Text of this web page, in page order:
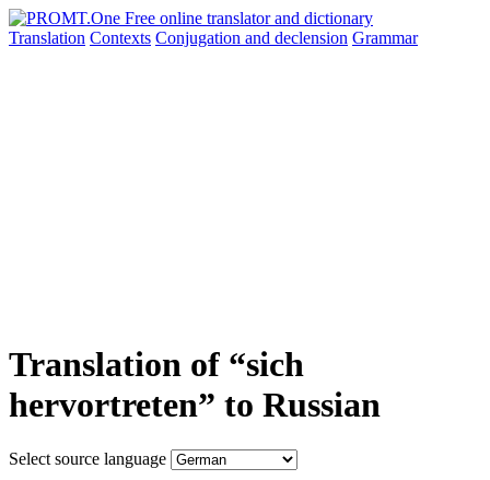
Translation Contexts Conjugation and declension Grammar
Translation of “sich
hervortreten” to Russian
Select source language